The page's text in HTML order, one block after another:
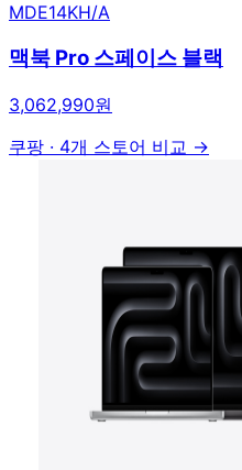
MDE14KH/A
맥북 Pro 스페이스 블랙
3,062,990원
쿠팡 · 4개 스토어 비교 →